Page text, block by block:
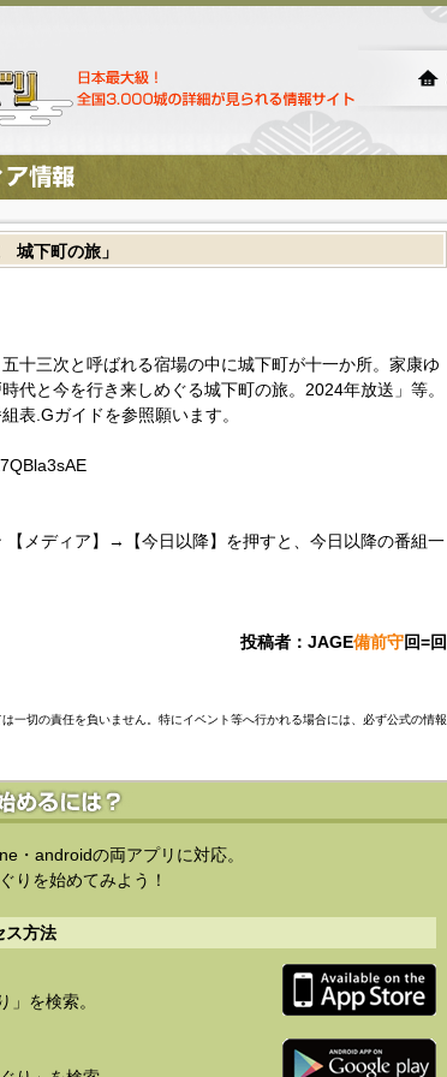
下町の旅」
十三次と呼ばれる宿場の中に城下町が十一か所。家康ゆ
代と今を行き来しめぐる城下町の旅。2024年放送」等。
表.Gガイドを参照願います。
メディア】→【今日以降】を押すと、今日以降の番組一
投稿者：JAGE備前守回=回
一切の責任を負いません。特にイベント等へ行かれる場合には、必ず公式の情報
・androidの両アプリに対応。
りを始めてみよう！
ス方法
を検索。